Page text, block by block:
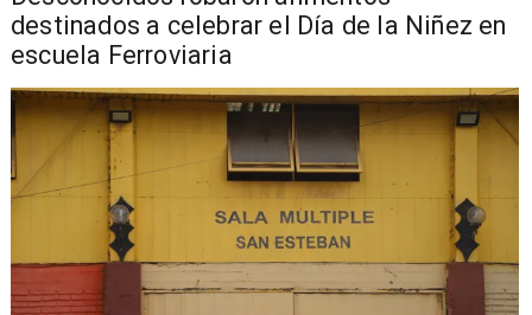
destinados a celebrar el Día de la Niñez en
escuela Ferroviaria